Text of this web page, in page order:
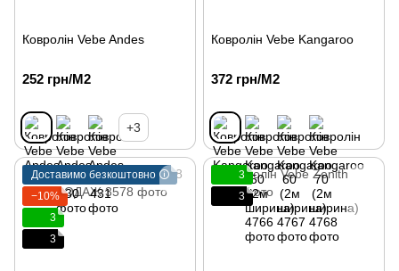
Ковролін Vebe Andes
252 грн/М2
+3
Ковролін Vebe Kangaroo
372 грн/М2
Доставимо безкоштовно 🛈
−10%
3
3
3
3